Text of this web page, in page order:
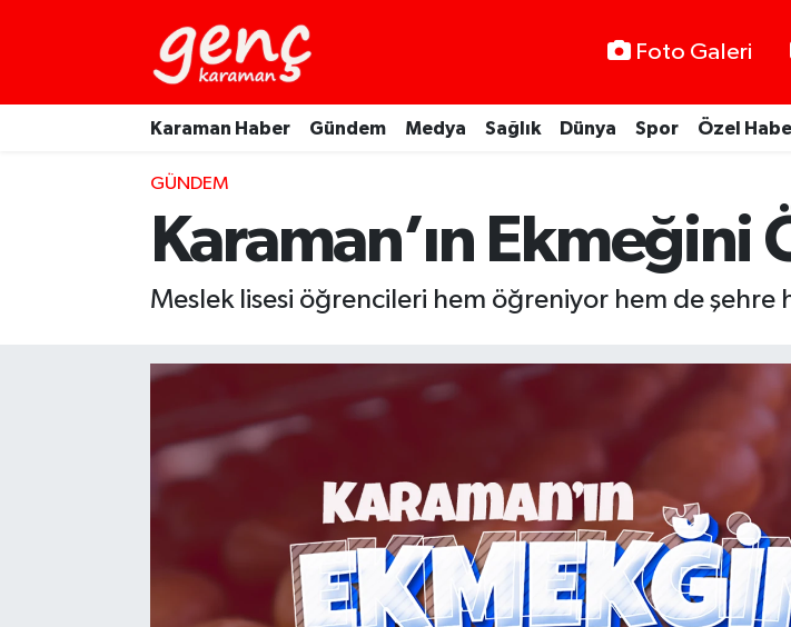
Foto Galeri
Karaman Haber Gündem Medya Sağlık Dünya Spor Özel
GÜNDEM
Karaman’ın
Meslek lisesi öğrencileri hem öğreniyor hem de şehre